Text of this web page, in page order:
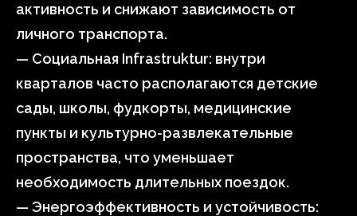
активность и снижают зависимость от
личного транспорта.
— Социальная Infrastruktur: внутри
кварталов часто располагаются детские
сады, школы, фудкорты, медицинские
пункты и культурно-развлекательные
пространства, что уменьшает
необходимость длительных поездок.
— Энергоэффективность и устойчивость: